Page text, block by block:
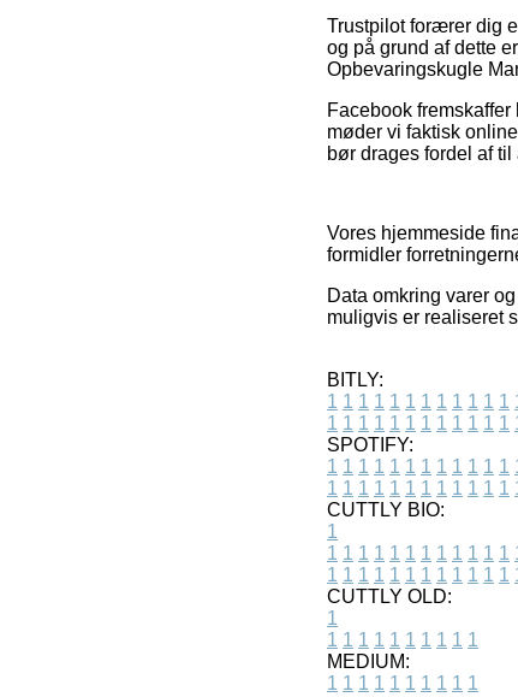
Trustpilot forærer dig
og på grund af dette
Opbevaringskugle
Facebook
møder vi faktisk
bør drages fordel af
Vores hjemmeside
formidler
Data omkring varer
muligvis er realiseret
BITLY:
1 1 1 1 1 1 1 1 1 1 1 1
1 1 1 1 1 1 1 1 1 1 1 1
SPOTIFY:
1 1 1 1 1 1 1 1 1 1 1 1
1 1 1 1 1 1 1 1 1 1 1 1
CUTTLY BIO:
1
1 1 1 1 1 1 1 1 1 1 1 1
1 1 1 1 1 1 1 1 1 1 1 1
CUTTLY OLD:
1
1 1 1 1 1 1 1 1 1 1
MEDIUM:
1 1 1 1 1 1 1 1 1 1